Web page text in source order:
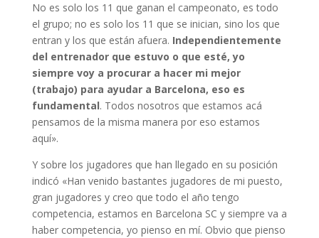
No es solo los 11 que ganan el campeonato, es todo
el grupo; no es solo los 11 que se inician, sino los que
entran y los que están afuera. Independientemente
del entrenador que estuvo o que esté, yo
siempre voy a procurar a hacer mi mejor
(trabajo) para ayudar a Barcelona, eso es
fundamental. Todos nosotros que estamos acá
pensamos de la misma manera por eso estamos
aquí».
Y sobre los jugadores que han llegado en su posición
indicó «Han venido bastantes jugadores de mi puesto,
gran jugadores y creo que todo el año tengo
competencia, estamos en Barcelona SC y siempre va a
haber competencia, yo pienso en mí. Obvio que pienso